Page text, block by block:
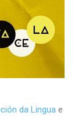
da Lingua e